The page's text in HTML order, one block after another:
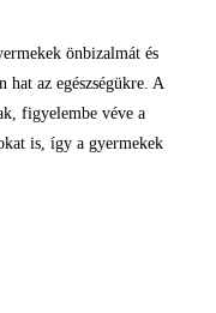
önbizalmát és
az egészségükre. A
figyelembe véve a
is, így a gyermekek